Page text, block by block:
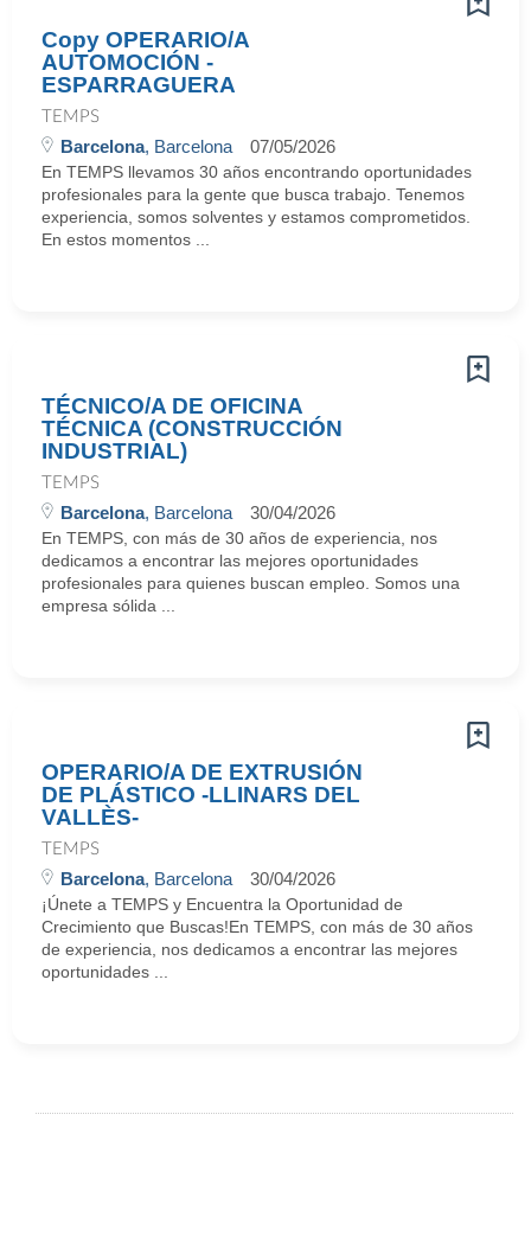
Copy OPERARIO/A
AUTOMOCIÓN -
ESPARRAGUERA
TEMPS
Barcelona, Barcelona 07/05/2026
En TEMPS llevamos 30 años encontrando oportunidades
profesionales para la gente que busca trabajo. Tenemos
experiencia, somos solventes y estamos comprometidos.
En estos momentos ...
TÉCNICO/A DE OFICINA
TÉCNICA (CONSTRUCCIÓN
INDUSTRIAL)
TEMPS
Barcelona, Barcelona 30/04/2026
En TEMPS, con más de 30 años de experiencia, nos
dedicamos a encontrar las mejores oportunidades
profesionales para quienes buscan empleo. Somos una
empresa sólida ...
OPERARIO/A DE EXTRUSIÓN
DE PLÁSTICO -LLINARS DEL
VALLÈS-
TEMPS
Barcelona, Barcelona 30/04/2026
¡Únete a TEMPS y Encuentra la Oportunidad de
Crecimiento que Buscas!En TEMPS, con más de 30 años
de experiencia, nos dedicamos a encontrar las mejores
oportunidades ...